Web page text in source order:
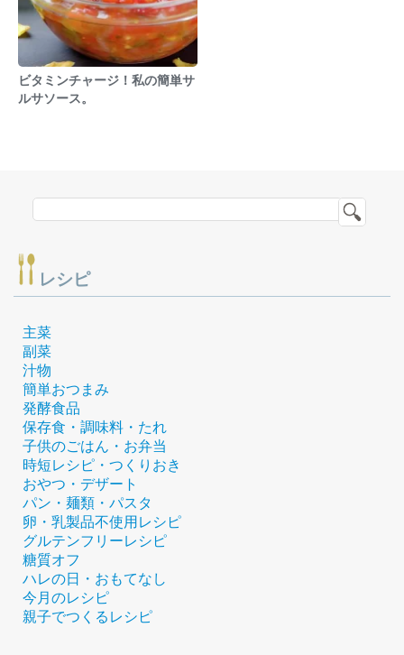
ビタミンチャージ！私の簡単サ
ルサソース。
レシピ
主菜
副菜
汁物
簡単おつまみ
発酵食品
保存食・調味料・たれ
子供のごはん・お弁当
時短レシピ・つくりおき
おやつ・デザート
パン・麺類・パスタ
卵・乳製品不使用レシピ
グルテンフリーレシピ
糖質オフ
ハレの日・おもてなし
今月のレシピ
親子でつくるレシピ